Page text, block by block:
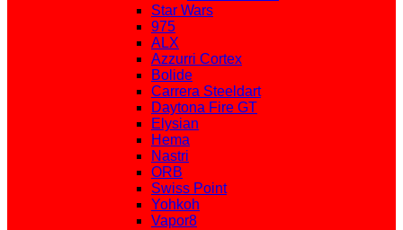
Star Wars
975
ALX
Azzurri Cortex
Bolide
Carrera Steeldart
Daytona Fire GT
Elysian
Hema
Nastri
ORB
Swiss Point
Yohkoh
Vapor8